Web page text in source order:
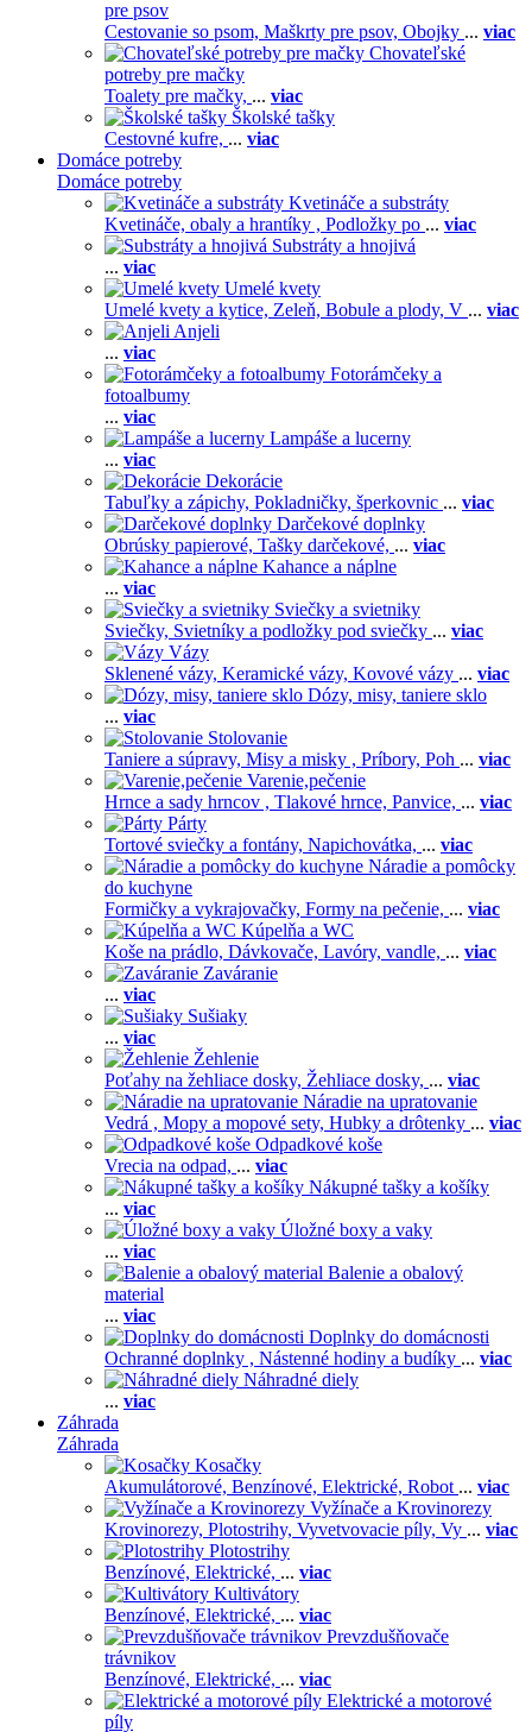
pre psov
Cestovanie so psom, Maškrty pre psov, Obojky ... viac
Chovateľské
potreby pre mačky
Toalety pre mačky, ... viac
Školské tašky
Cestovné kufre, ... viac
Domáce potreby
Domáce potreby
Kvetináče a substráty
Kvetináče, obaly a hrantíky , Podložky po ... viac
Substráty a hnojivá
... viac
Umelé kvety
Umelé kvety a kytice, Zeleň, Bobule a plody, V ... viac
Anjeli
... viac
Fotorámčeky a
fotoalbumy
... viac
Lampáše a lucerny
... viac
Dekorácie
Tabuľky a zápichy, Pokladničky, šperkovnic ... viac
Darčekové doplnky
Obrúsky papierové, Tašky darčekové, ... viac
Kahance a náplne
... viac
Sviečky a svietniky
Sviečky, Svietníky a podložky pod sviečky ... viac
Vázy
Sklenené vázy, Keramické vázy, Kovové vázy ... viac
Dózy, misy, taniere sklo
... viac
Stolovanie
Taniere a súpravy, Misy a misky , Príbory, Poh ... viac
Varenie,pečenie
Hrnce a sady hrncov , Tlakové hrnce, Panvice, ... viac
Párty
Tortové sviečky a fontány, Napichovátka, ... viac
Náradie a pomôcky
do kuchyne
Formičky a vykrajovačky, Formy na pečenie, ... viac
Kúpelňa a WC
Koše na prádlo, Dávkovače, Lavóry, vandle, ... viac
Zaváranie
... viac
Sušiaky
... viac
Žehlenie
Poťahy na žehliace dosky, Žehliace dosky, ... viac
Náradie na upratovanie
Vedrá , Mopy a mopové sety, Hubky a drôtenky ... viac
Odpadkové koše
Vrecia na odpad, ... viac
Nákupné tašky a košíky
... viac
Úložné boxy a vaky
... viac
Balenie a obalový
material
... viac
Doplnky do domácnosti
Ochranné doplnky , Nástenné hodiny a budíky ... viac
Náhradné diely
... viac
Záhrada
Záhrada
Kosačky
Akumulátorové, Benzínové, Elektrické, Robot ... viac
Vyžínače a Krovinorezy
Krovinorezy, Plotostrihy, Vyvetvovacie píly, Vy ... viac
Plotostrihy
Benzínové, Elektrické, ... viac
Kultivátory
Benzínové, Elektrické, ... viac
Prevzdušňovače
trávnikov
Benzínové, Elektrické, ... viac
Elektrické a motorové
píly